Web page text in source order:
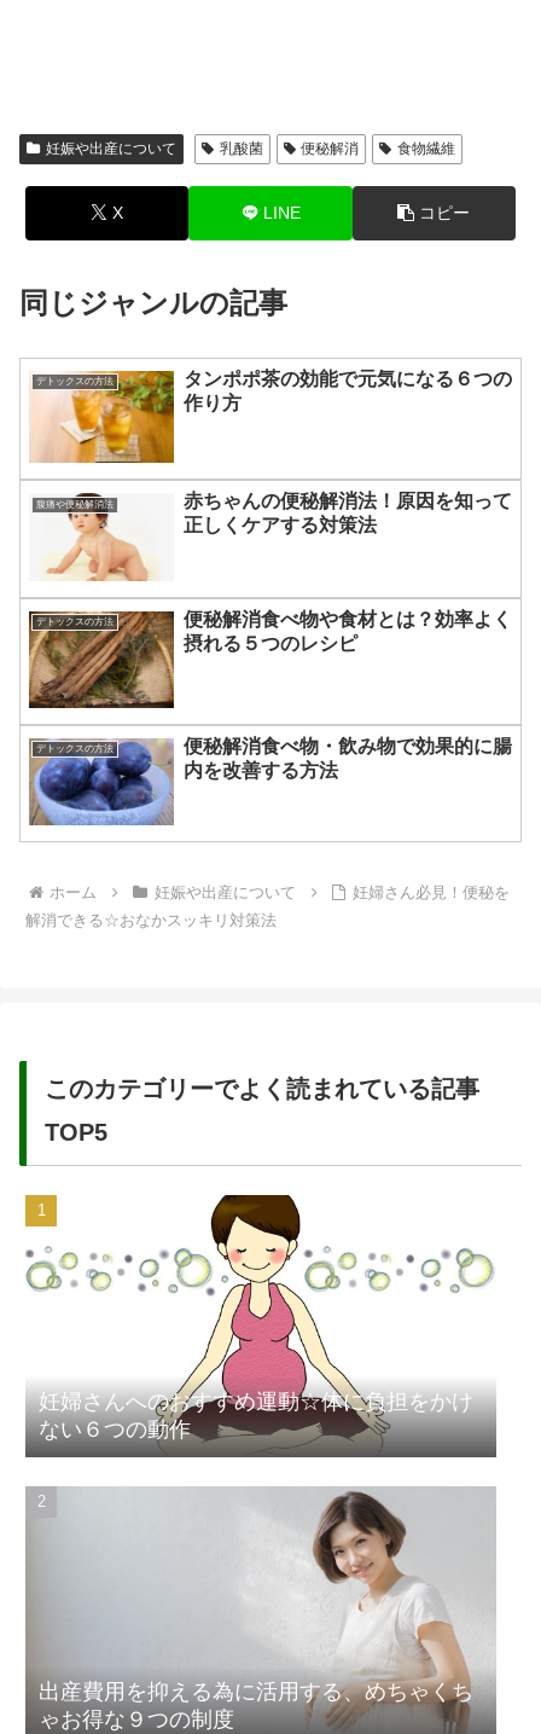
妊娠や出産について 乳酸菌 便秘解消 食物繊維
X LINE コピー
同じジャンルの記事
デトックスの方法
タンポポ茶の効能で元気になる６つの
作り方
腹痛や便秘解消法
赤ちゃんの便秘解消法！原因を知って
正しくケアする対策法
デトックスの方法
便秘解消食べ物や食材とは？効率よく
摂れる５つのレシピ
デトックスの方法
便秘解消食べ物・飲み物で効果的に腸
内を改善する方法
ホーム 妊娠や出産について
妊婦さん必見！便秘を
解消できる☆おなかスッキリ対策法
このカテゴリーでよく読まれている記事
TOP5
妊婦さんへのおすすめ運動☆体に負担をかけ
ない６つの動作
出産費用を抑える為に活用する、めちゃくち
ゃお得な９つの制度